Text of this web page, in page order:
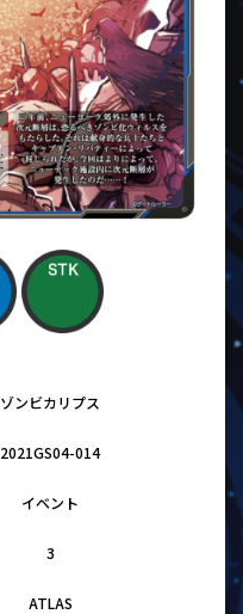
ゾンビカリプス
2021GS04-014
イベント
3
ATLAS